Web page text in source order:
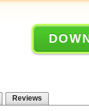
Reviews